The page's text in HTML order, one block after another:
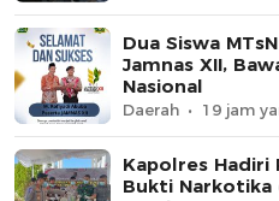
Dua Siswa
Jamnas XII,
Nasional
Daerah 19 jam
Kapolres Hadiri
Bukti Narkotika